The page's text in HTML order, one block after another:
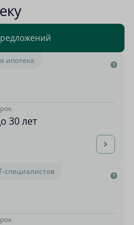
ипотека
30 лет
специалистов